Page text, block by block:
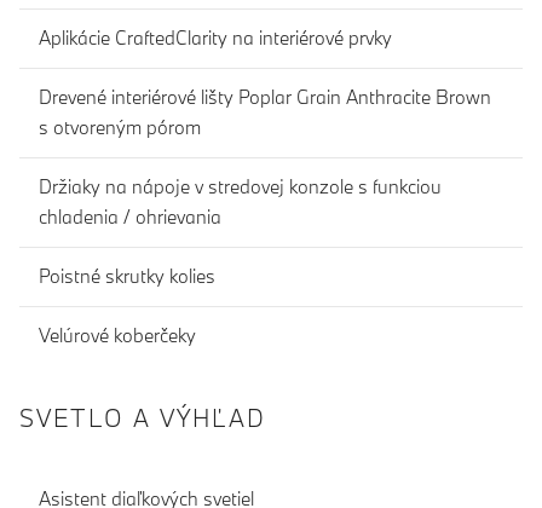
Aplikácie CraftedClarity na interiérové prvky
Drevené interiérové lišty Poplar Grain Anthracite Brown
s otvoreným pórom
Držiaky na nápoje v stredovej konzole s funkciou
chladenia / ohrievania
Poistné skrutky kolies
Velúrové koberčeky
SVETLO A VÝHĽAD
Asistent diaľkových svetiel